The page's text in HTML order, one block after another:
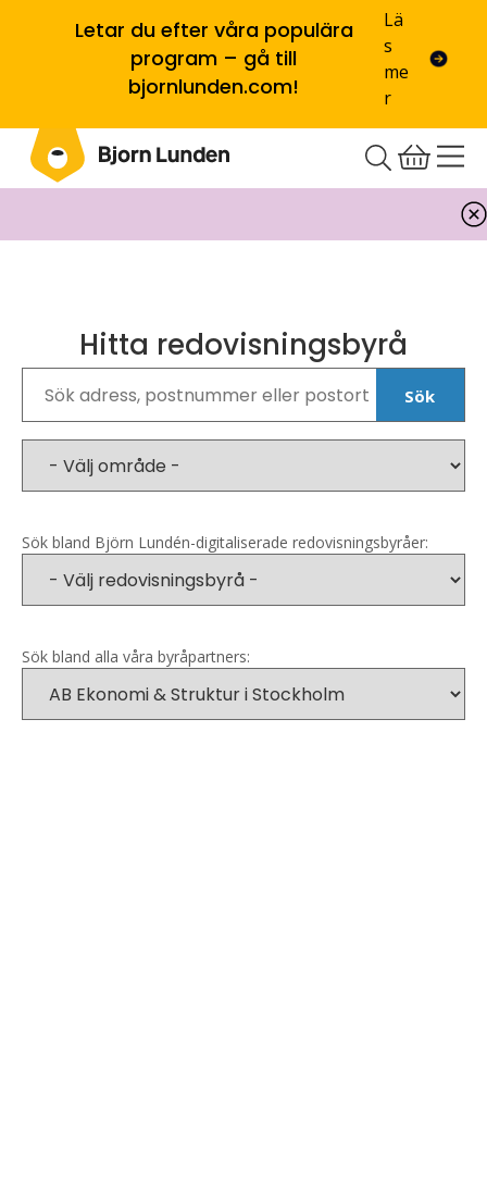
Letar du efter våra populära
program – gå till
bjornlunden.com!
Lä
s
me
r
Hitta redovisningsbyrå
Sök
Sök bland Björn Lundén-digitaliserade redovisningsbyråer:
Sök bland alla våra byråpartners: